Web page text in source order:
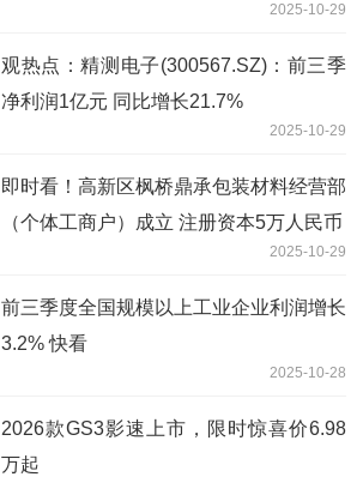
2025-10-29
观热点：精测电子(300567.SZ)：前三季
净利润1亿元 同比增长21.7%
2025-10-29
即时看！高新区枫桥鼎承包装材料经营部
（个体工商户）成立 注册资本5万人民币
2025-10-29
前三季度全国规模以上工业企业利润增长
3.2% 快看
2025-10-28
2026款GS3影速上市，限时惊喜价6.98
万起